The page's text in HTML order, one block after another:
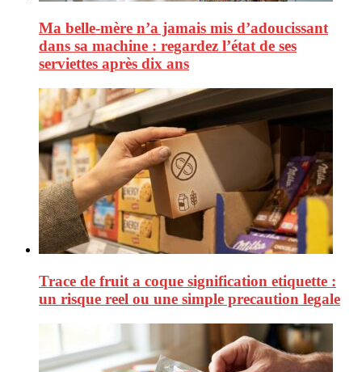
Ma belle-mère n’a jamais mis d’adoucissant
dans sa machine : regardez l’état de ses
serviettes après dix ans
Trace de fruit a coque signification etiquette :
un risque reel ou une simple precaution legale